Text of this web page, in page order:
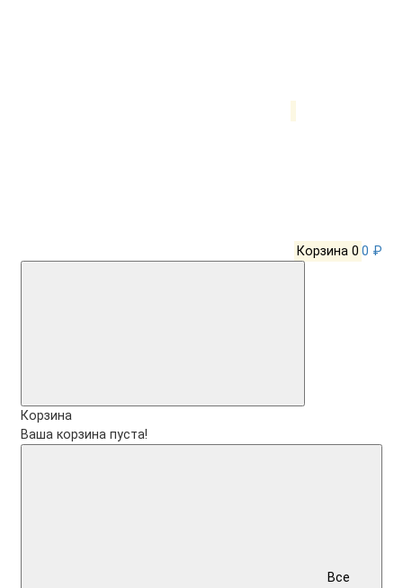
Корзина 0 0 ₽
Корзина
Ваша корзина пуста!
Все